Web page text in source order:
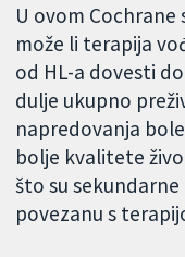
U ovom
može li terapija
od HL-a dovesti
dulje ukupno
napredovanja
bolje kvalitete
što su
povezanu s